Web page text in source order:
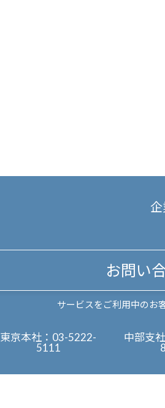
お問い
サービスをご利用中のお
東京本社： 03-5222-
5111
中部支社